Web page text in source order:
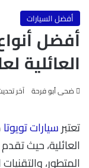
أفضل السيارات
أفضل
العائلية لعام 2026 في
ضحى أبو فرحة آخر
تعتبرسيارات تويوتا
العائلية، حيث
المتطور،